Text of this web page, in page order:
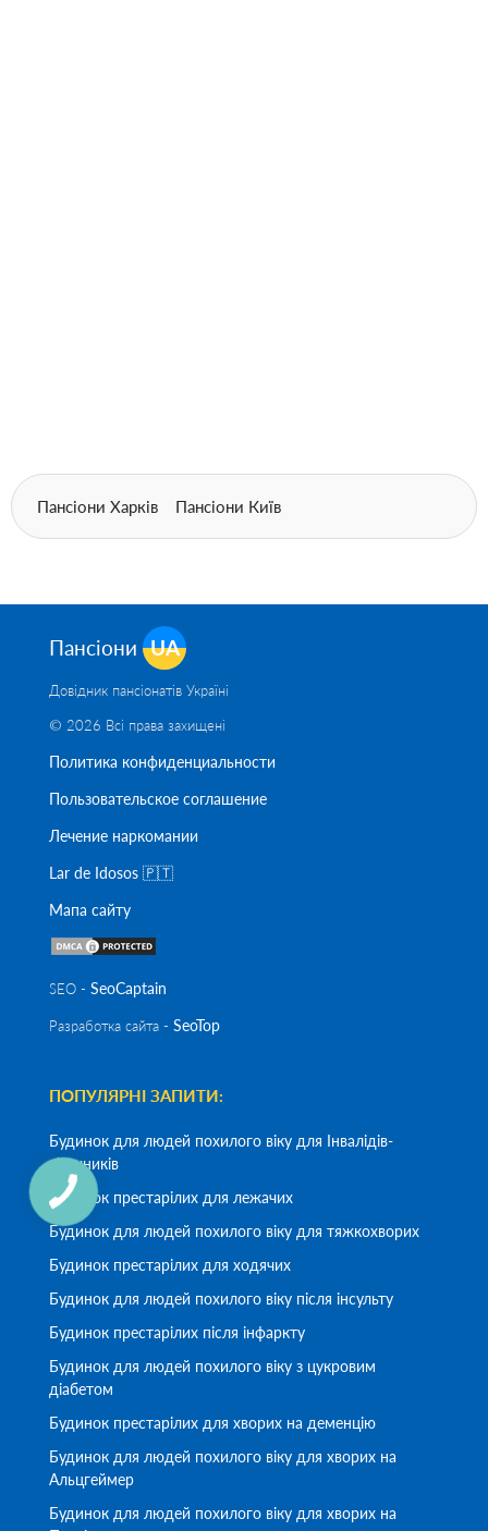
Пансіони Харків Пансіони Київ
Пансіони UA
Довідник пансіонатів Україні
© 2026 Всі права захищені
Политика конфиденциальности
Пользовательское соглашение
Лечение наркомании
Lar de Idosos 🇵🇹
Мапа сайту
SEO - SeoСaptain
Разработка сайта - SeoTop
ПОПУЛЯРНІ ЗАПИТИ:
Будинок для людей похилого віку для Інвалідів-
візочників
Будинок престарілих для лежачих
Будинок для людей похилого віку для тяжкохворих
Будинок престарілих для ходячих
Будинок для людей похилого віку після інсульту
Будинок престарілих після інфаркту
Будинок для людей похилого віку з цукровим
діабетом
Будинок престарілих для хворих на деменцію
Будинок для людей похилого віку для хворих на
Альцгеймер
Будинок для людей похилого віку для хворих на